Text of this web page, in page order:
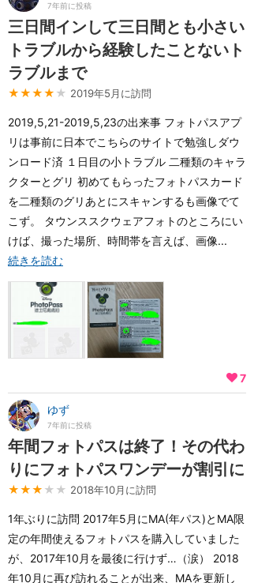
7年前に投稿
三日間インして三日間とも小さい
トラブルから経験したことないト
ラブルまで
★★★★ ★ 2019年5月に訪問
2019,5,21-2019,5,23の出来事 フォトパスアプ
リは事前に日本でこちらのサイトで勉強しダウ
ンロード済 １日目の小トラブル 二種類のキャラ
クターとグリ 初めてもらったフォトパスカード
を二種類のグリあとにスキャンするも画像でて
こず。 タウンススクウェアフォトのところにい
けば、撮った場所、時間帯を言えば、画像...
続きを読む
7
ゆず
7年前に投稿
年間フォトパスは終了！その代わ
りにフォトパスワンデーが割引に
★★★ ★★ 2018年10月に訪問
1年ぶりに訪問 2017年5月にMA(年パス)とMA限
定の年間使えるフォトパスを購入していました
が、2017年10月を最後に行けず…（涙） 2018
年10月に再び訪れることが出来、MAを更新し